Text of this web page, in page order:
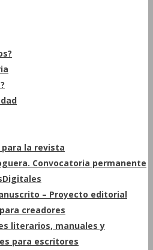
la revista
Convocatoria permanente
– Proyecto editorial
creadores
literarios, manuales y
para escritores